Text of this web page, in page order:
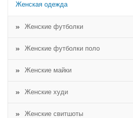
Женская одежда
Женские футболки
Женские футболки поло
Женские майки
Женские худи
Женские свитшоты